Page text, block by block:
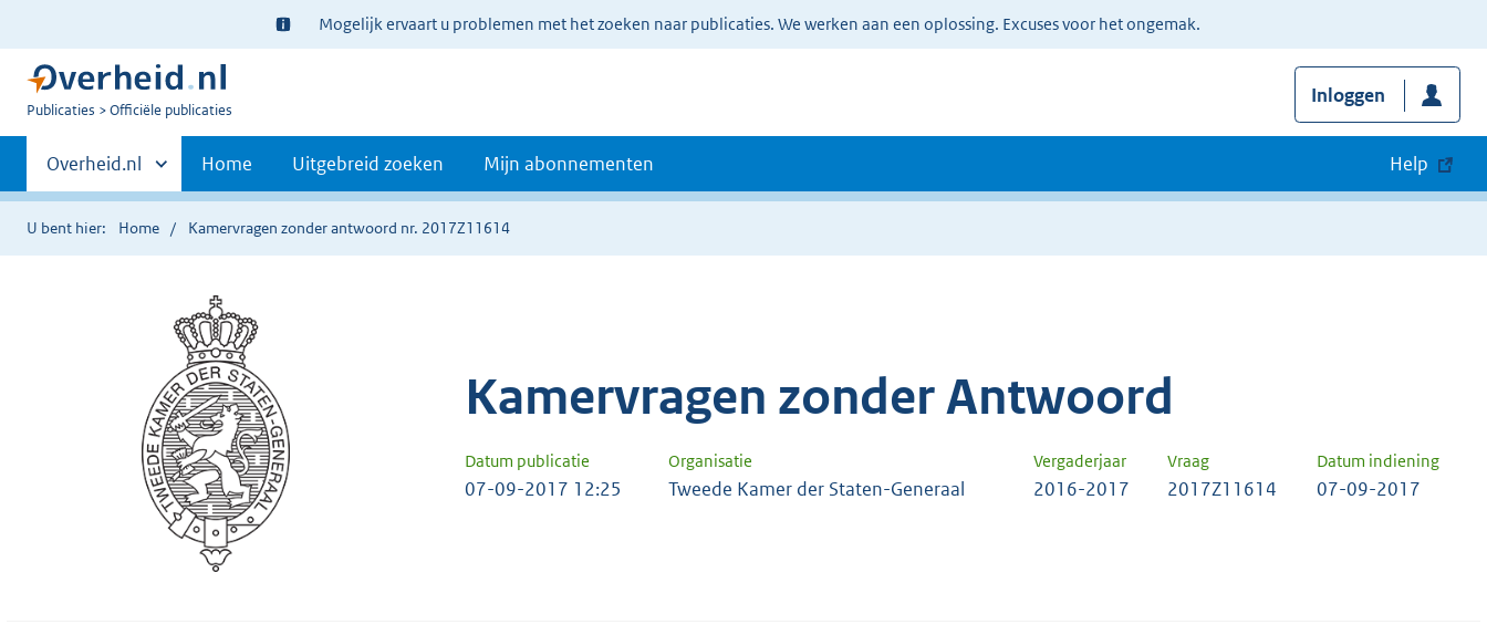
Ter
informatie:
Mogelijk ervaart u problemen met het zoeken naar publicaties. We werken aan een oplossing. Excuses voor het ongemak.
U
Publicaties Officiële publicaties
Inloggen
Primaire
navigatie
Andere
sites
binnen
Overheid.nl Home Uitgebreid zoeken Mijn abonnementen Help
U bent hier: Home Kamervragen zonder antwoord nr. 2017Z11614
Kamervragen zonder Antwoord
Datum publicatie Organisatie Vergaderjaar Vraag Datum indiening
07-09-2017 12:25 Tweede Kamer der Staten-Generaal 2016-2017 2017Z11614 07-09-2017